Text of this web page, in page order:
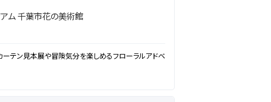
アム 千葉市花の美術館
テン見本展や冒険気分を楽しめるフローラルアドベ